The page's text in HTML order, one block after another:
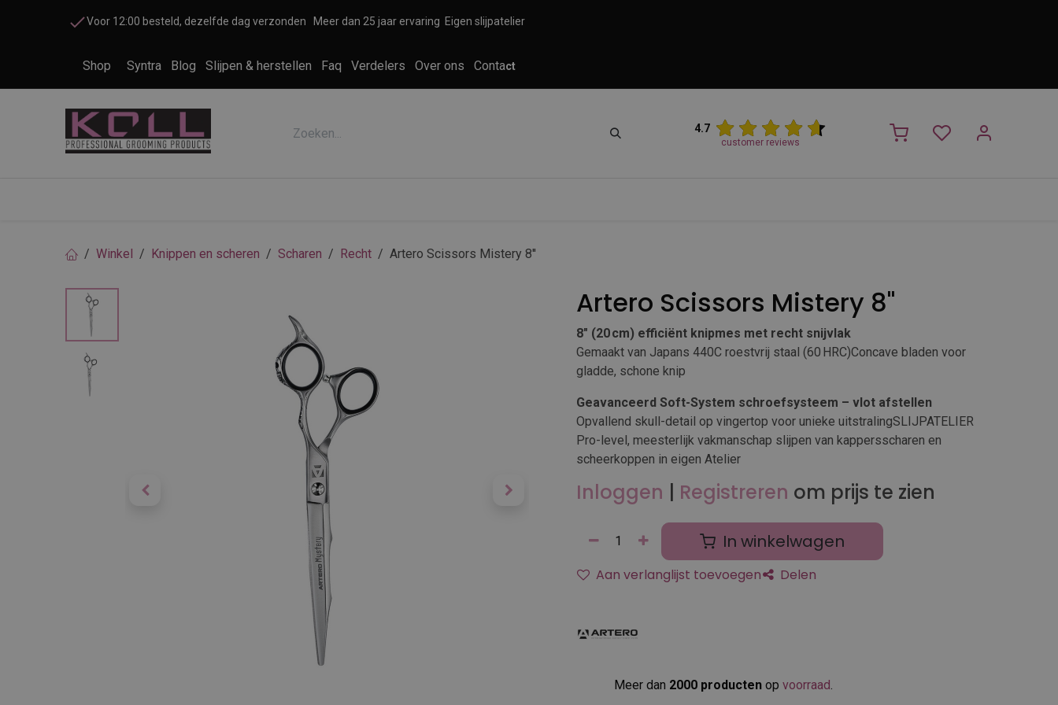
Voor 12:00 besteld, dezelfde dag verzonden Meer dan 25 jaar ervaring Eigen slijpatelier
Shop Syntra Blog Slijpen & herstellen Faq Verdelers Over ons Contact
4.7
customer reviews
Winkel Knippen en scheren Scharen Recht Artero Scissors Mistery 8''
Artero Scissors Mistery 8''
8″ (20 cm) efficiënt knipmes met recht snijvlak
Gemaakt van Japans 440C roestvrij staal (60 HRC)Concave bladen voor
gladde, schone knip
Geavanceerd Soft-System schroefsysteem – vlot afstellen
Opvallend skull-detail op vingertop voor unieke uitstralingSLIJPATELIER
Pro-level, meesterlijk vakmanschap slijpen van kappersscharen en
scheerkoppen in eigen Atelier
Inloggen | Registreren om prijs te zien
In winkelwagen
Aan verlanglijst toevoegen Delen
Meer dan 2000 producten op voorraad